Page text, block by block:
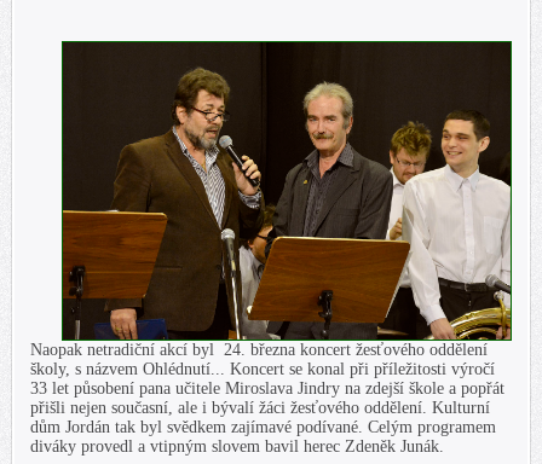
Naopak netradiční akcí byl 24. března koncert žesťového oddělení
školy, s názvem Ohlédnutí... Koncert se konal při příležitosti výročí
33 let působení pana učitele Miroslava Jindry na zdejší škole a popřát
přišli nejen současní, ale i bývalí žáci žesťového oddělení. Kulturní
dům Jordán tak byl svědkem zajímavé podívané. Celým programem
diváky provedl a vtipným slovem bavil herec Zdeněk Junák.